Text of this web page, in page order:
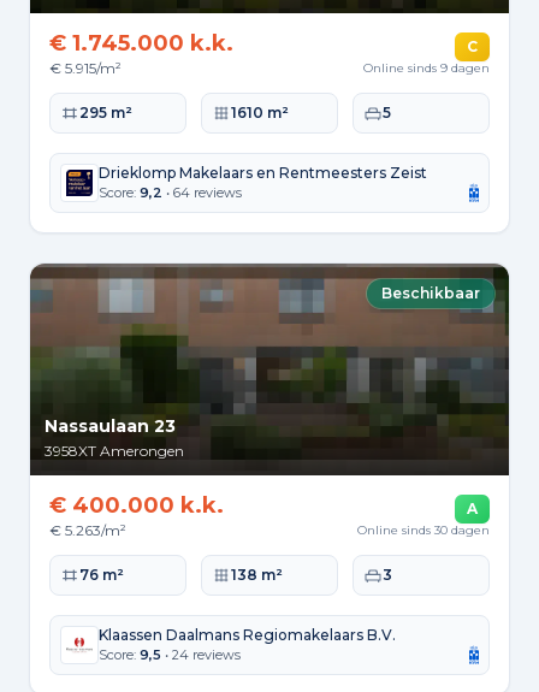
€ 1.745.000 k.k.
€ 5.915/m²
C
Online sinds 9 dagen
Woonoppervlakte
295 m² Perceeloppervlakte
1610 m² Slaapkamers
5
Drieklomp Makelaars en Rentmeesters Zeist
Score: 9,2 • 64 reviews
Beschikbaar
Nassaulaan 23
3958XT Amerongen
€ 400.000 k.k.
€ 5.263/m²
A
Online sinds 30 dagen
Woonoppervlakte
76 m² Perceeloppervlakte
138 m² Slaapkamers
3
Klaassen Daalmans Regiomakelaars B.V.
Score: 9,5 • 24 reviews